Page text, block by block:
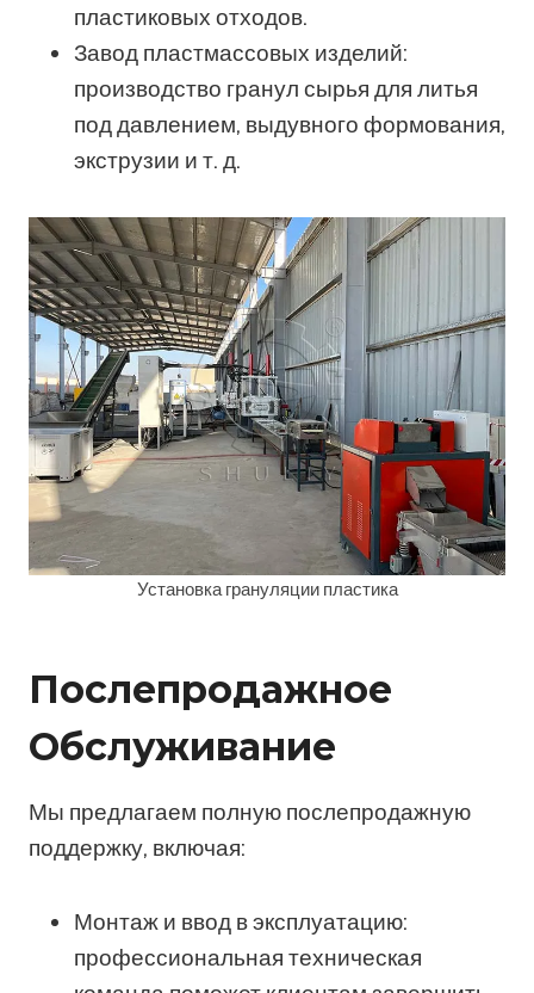
пластиковых отходов.
Завод пластмассовых изделий:
производство гранул сырья для литья
под давлением, выдувного формования,
экструзии и т. д.
Установка грануляции пластика
Послепродажное
Обслуживание
Мы предлагаем полную послепродажную
поддержку, включая:
Монтаж и ввод в эксплуатацию:
профессиональная техническая